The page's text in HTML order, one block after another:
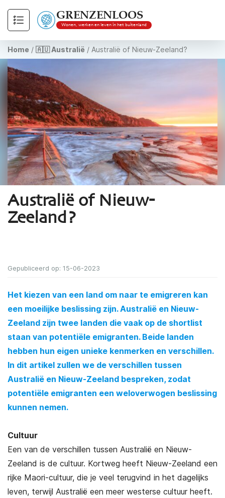
GRENZENLOOS
Wonen, werken en leven in het buitenland
Home / 🇦🇺 Australië / Australië of Nieuw-Zeeland?
Australië of Nieuw-
Zeeland?
Gepubliceerd op: 15-06-2023
Het kiezen van een land om naar te emigreren kan
een moeilijke beslissing zijn. Australië en Nieuw-
Zeeland zijn twee landen die vaak op de shortlist
staan van potentiële emigranten. Beide landen
hebben hun eigen unieke kenmerken en verschillen.
In dit artikel zullen we de verschillen tussen
Australië en Nieuw-Zeeland bespreken, zodat
potentiële emigranten een weloverwogen beslissing
kunnen nemen.
Cultuur
Een van de verschillen tussen Australië en Nieuw-
Zeeland is de cultuur. Kortweg heeft Nieuw-Zeeland een
rijke Maori-cultuur, die je veel terugvind in het dagelijks
leven, terwijl Australië een meer westerse cultuur heeft.